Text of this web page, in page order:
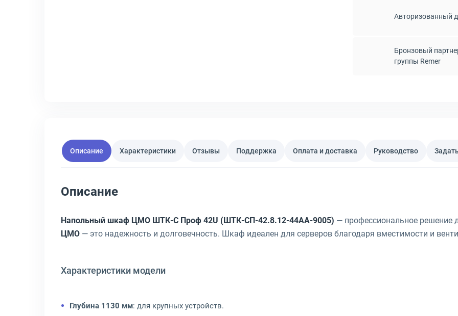
Авторизованный
Бронзовый
группы Remer
Описание Характеристики Отзывы Поддержка Оплата и доставка Руководство
Описание
Напольный шкаф ЦМО ШТК-С Проф 42U (ШТК-СП-42.8.12-44АА-9005) — профессиональное решение
ЦМО — это надежность и долговечность. Шкаф идеален для серверов благодаря вместимости и
Характеристики модели
Глубина 1130 мм: для крупных устройств.